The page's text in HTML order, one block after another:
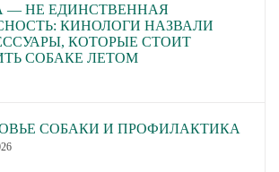
— НЕ ЕДИНСТВЕННАЯ
КИНОЛОГИ НАЗВАЛИ
КОТОРЫЕ СТОИТ
СОБАКЕ ЛЕТОМ
СОБАКИ И ПРОФИЛАКТИКА